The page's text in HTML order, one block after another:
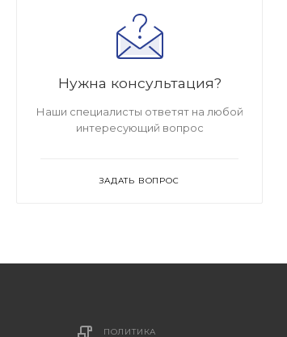
Нужна консультация?
Наши специалисты ответят на любой
интересующий вопрос
ЗАДАТЬ ВОПРОС
ПОЛИТИКА